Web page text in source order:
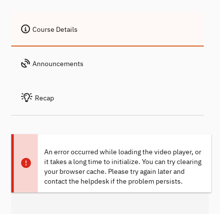
Course Details
Announcements
Recap
An error occurred while loading the video player, or
it takes a long time to initialize. You can try clearing
your browser cache. Please try again later and
contact the helpdesk if the problem persists.